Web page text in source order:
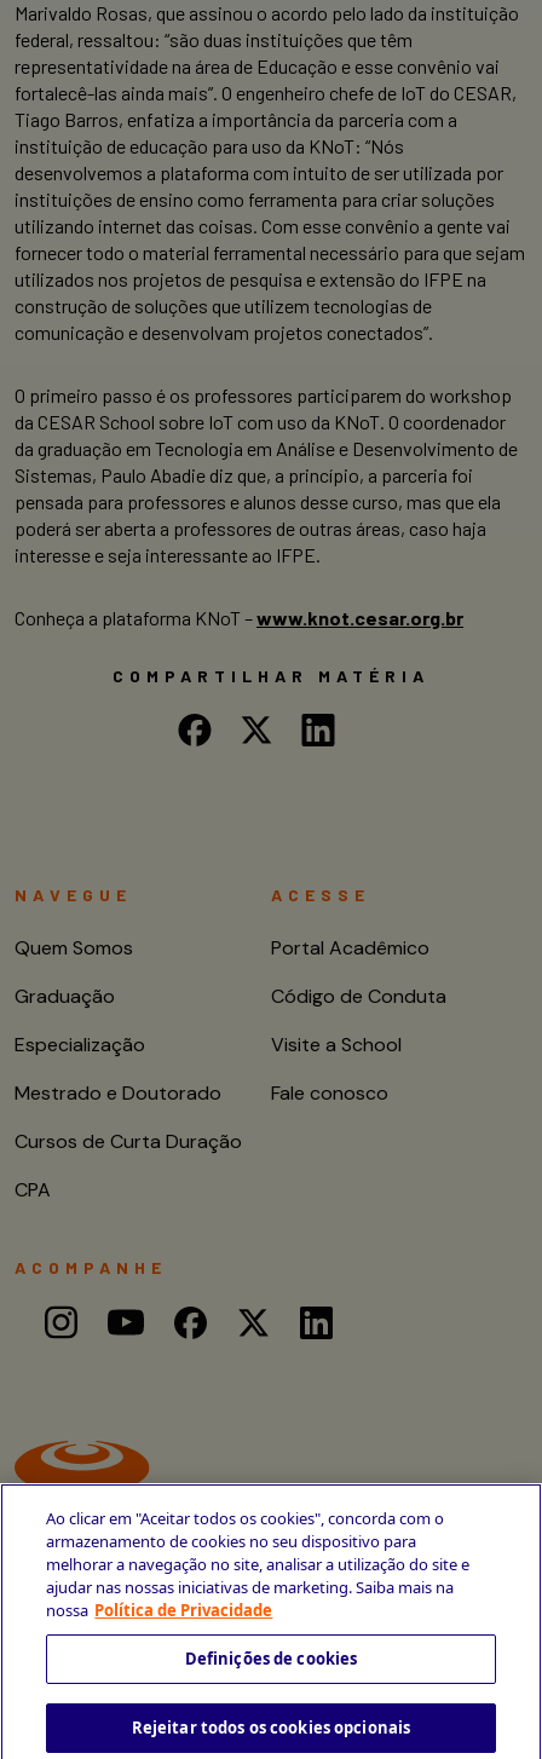
Marivaldo Rosas, que assinou o acordo pelo lado da instituição
federal, ressaltou: “são duas instituições que têm
representatividade na área de Educação e esse convênio vai
fortalecê-las ainda mais”. O engenheiro chefe de IoT do CESAR,
Tiago Barros, enfatiza a importância da parceria com a
instituição de educação para uso da KNoT: “Nós
desenvolvemos a plataforma com intuito de ser utilizada por
instituições de ensino como ferramenta para criar soluções
utilizando internet das coisas. Com esse convênio a gente vai
fornecer todo o material ferramental necessário para que sejam
utilizados nos projetos de pesquisa e extensão do IFPE na
construção de soluções que utilizem tecnologias de
comunicação e desenvolvam projetos conectados”.
O primeiro passo é os professores participarem do workshop
da CESAR School sobre IoT com uso da KNoT. O coordenador
da graduação em Tecnologia em Análise e Desenvolvimento de
Sistemas, Paulo Abadie diz que, a princípio, a parceria foi
pensada para professores e alunos desse curso, mas que ela
poderá ser aberta a professores de outras áreas, caso haja
interesse e seja interessante ao IFPE.
Conheça a plataforma KNoT –www.knot.cesar.org.br
COMPARTILHAR MATÉRIA
Avenida Cais do Apolo, 77
+55 81 3419-6700
NAVEGUE
Quem Somos
Graduação
Especialização
Mestrado e Doutorado
Cursos de Curta Duração
CPA
ACESSE
Portal Acadêmico
Código de Conduta
Visite a School
Fale conosco
ACOMPANHE
Ao clicar em "Aceitar todos os cookies", concorda com o
armazenamento de cookies no seu dispositivo para
melhorar a navegação no site, analisar a utilização do site e
ajudar nas nossas iniciativas de marketing. Saiba mais na
nossa Política de Privacidade
Definições de cookies
Rejeitar todos os cookies opcionais